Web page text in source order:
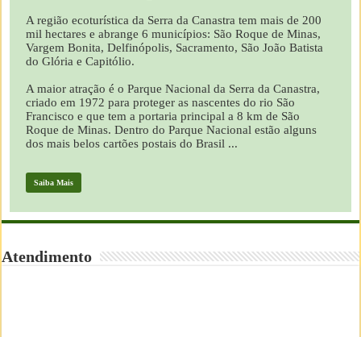
A região ecoturística da Serra da Canastra tem mais de 200
mil hectares e abrange 6 municípios: São Roque de Minas,
Vargem Bonita, Delfinópolis, Sacramento, São João Batista
do Glória e Capitólio.
A maior atração é o Parque Nacional da Serra da Canastra,
criado em 1972 para proteger as nascentes do rio São
Francisco e que tem a portaria principal a 8 km de São
Roque de Minas. Dentro do Parque Nacional estão alguns
dos mais belos cartões postais do Brasil ...
Saiba Mais
Atendimento